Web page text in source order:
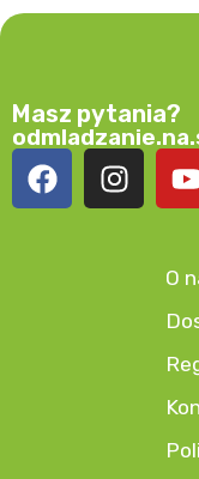
O
Masz pytania?